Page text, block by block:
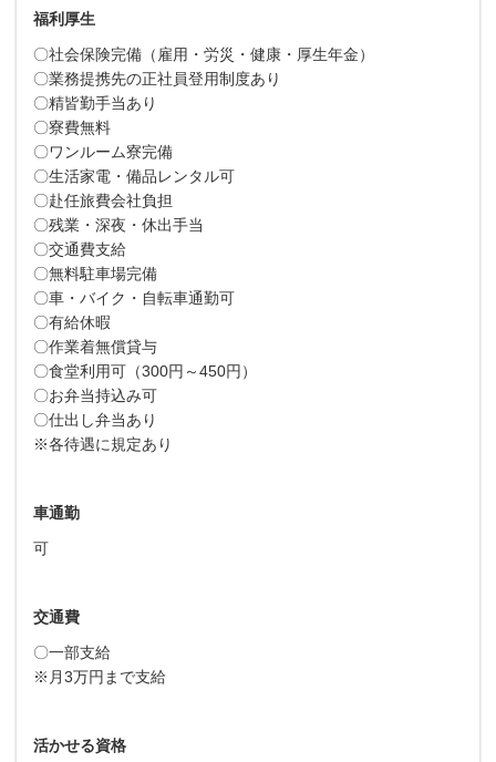
福利厚生
〇社会保険完備（雇用・労災・健康・厚生年金）
〇業務提携先の正社員登用制度あり
〇精皆勤手当あり
〇寮費無料
〇ワンルーム寮完備
〇生活家電・備品レンタル可
〇赴任旅費会社負担
〇残業・深夜・休出手当
〇交通費支給
〇無料駐車場完備
〇車・バイク・自転車通勤可
〇有給休暇
〇作業着無償貸与
〇食堂利用可（300円～450円）
〇お弁当持込み可
〇仕出し弁当あり
※各待遇に規定あり
車通勤
可
交通費
〇一部支給
※月3万円まで支給
活かせる資格